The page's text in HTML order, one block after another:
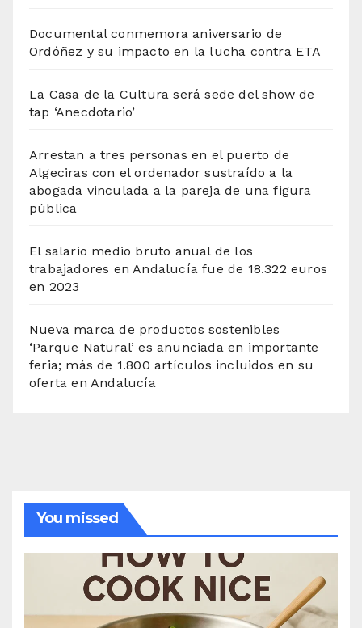
Documental conmemora aniversario de
Ordóñez y su impacto en la lucha contra ETA
La Casa de la Cultura será sede del show de
tap ‘Anecdotario’
Arrestan a tres personas en el puerto de
Algeciras con el ordenador sustraído a la
abogada vinculada a la pareja de una figura
pública
El salario medio bruto anual de los
trabajadores en Andalucía fue de 18.322 euros
en 2023
Nueva marca de productos sostenibles
‘Parque Natural’ es anunciada en importante
feria; más de 1.800 artículos incluidos en su
oferta en Andalucía
You missed